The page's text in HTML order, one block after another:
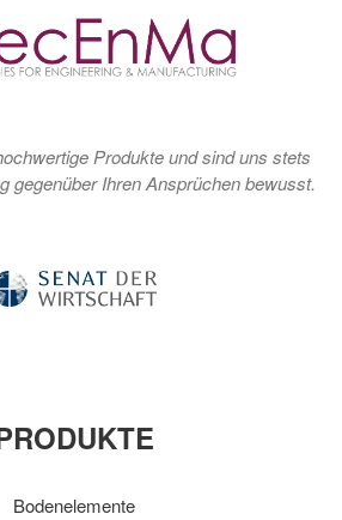
Produkte und sind uns stets
gegenüber Ihren Ansprüchen bewusst.
Bodenelemente